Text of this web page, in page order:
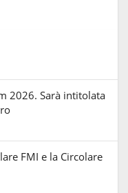
2026. Sarà intitolata
FMI e la Circolare